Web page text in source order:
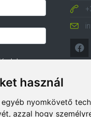
használ
nyomkövető
azzal hogy